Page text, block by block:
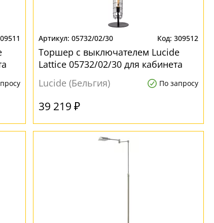
05732/02/30 309512
Торшер с выключателем Lucide
Lattice 05732/02/30 для кабинета
Lucide (Бельгия)
По запросу
39 219 ₽